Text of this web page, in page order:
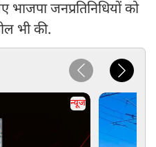
जनप्रतिनिधियों को
भी की.
न्यूज